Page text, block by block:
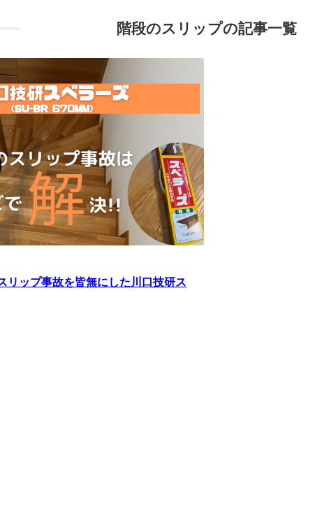
階段のスリップの記事一覧
リップ事故を皆無にした川口技研ス